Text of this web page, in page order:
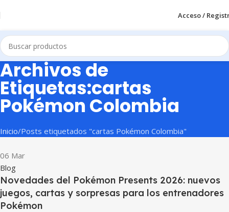
Acceso /
Archivos de
Etiquetas:cartas
Pokémon Colombia
Inicio Posts etiquetados "cartas Pokémon Colombia"
06 Mar
Blog
Novedades del Pokémon Presents 2026: nuevos
juegos, cartas y sorpresas para los entrenadores
Pokémon